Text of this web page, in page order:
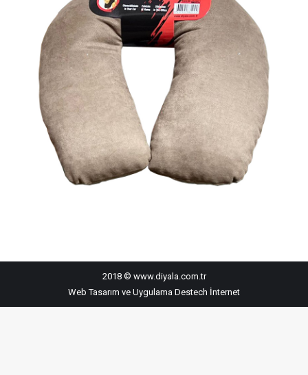
2018 © www.diyala.com.tr
Web Tasarım ve Uygulama Destech İnternet